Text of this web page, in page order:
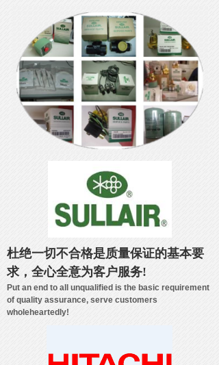
杜绝一切不合格是质量保证的基本要
求， 全心全意为客户服务!
Put an end to all unqualified is the basic requirement
of quality assurance, serve customers
wholeheartedly!